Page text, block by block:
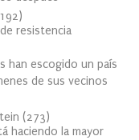
192)
resistencia
han escogido un país
de sus vecinos
(273)
haciendo la mayor